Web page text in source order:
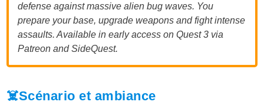
defense against massive alien bug waves. You
prepare your base, upgrade weapons and fight intense
assaults. Available in early access on Quest 3 via
Patreon and SideQuest.
☠️Scénario et ambiance